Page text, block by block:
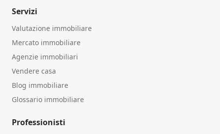
Servizi
Valutazione immobiliare
Mercato immobiliare
Agenzie immobiliari
Vendere casa
Blog immobiliare
Glossario immobiliare
Professionisti